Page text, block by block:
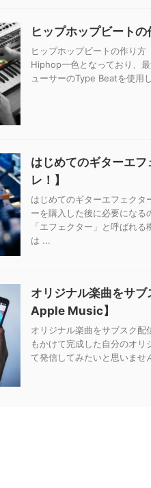
ヒップホップビート
ヒップホップビートの作り
Hiphop一色となっており、
ューサーのType Beatを使用
はじめてのギターエ
レ！】
はじめてのギターエフェクタ
ーを購入した後に必要にな
「エフェクター」と呼ばれ
は ...
オリジナル楽曲をサ
Apple Music】
オリジナル楽曲をサブスク
もかけて完成した自分のオ
て発信してみたいと思いませ